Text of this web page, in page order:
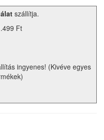
szállítja.
Ft
ingyenes! (Kivéve egyes